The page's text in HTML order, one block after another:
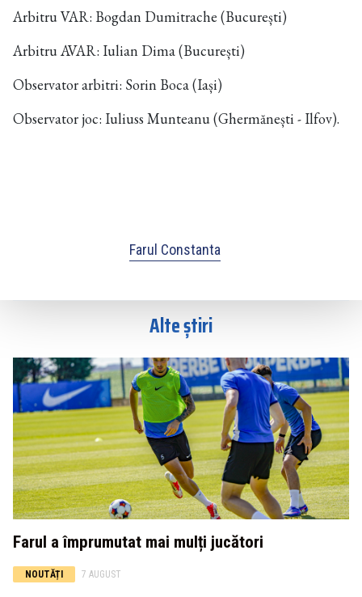
Arbitru VAR: Bogdan Dumitrache (București)
Arbitru AVAR: Iulian Dima (București)
Observator arbitri: Sorin Boca (Iași)
Observator joc: Iuliuss Munteanu (Ghermănești - Ilfov).
Farul Constanta
Alte știri
Farul a împrumutat mai mulți jucători
NOUTĂȚI 7 AUGUST